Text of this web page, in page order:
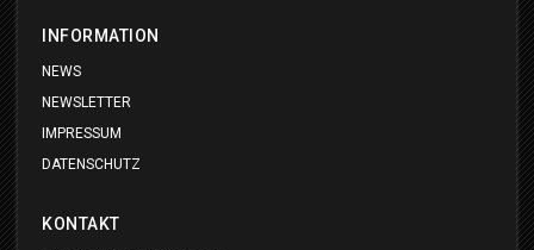
INFORMATION
NEWS
NEWSLETTER
IMPRESSUM
DATENSCHUTZ
KONTAKT